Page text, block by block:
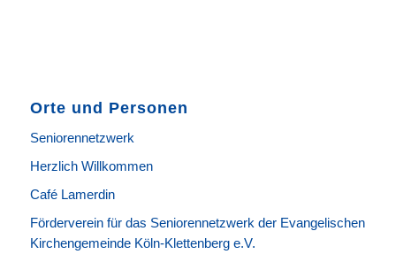
Orte und Personen
Seniorennetzwerk
Herzlich Willkommen
Café Lamerdin
Förderverein für das Seniorennetzwerk der Evangelischen
Kirchengemeinde Köln-Klettenberg e.V.